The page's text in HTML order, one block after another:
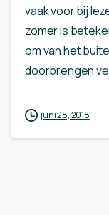
vaak voor bij
zomer is
om van het
doorbrengen
juni 28, 2018